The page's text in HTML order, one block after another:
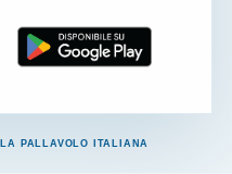
PALLAVOLO ITALIANA